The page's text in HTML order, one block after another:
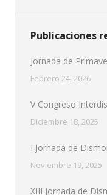
Publicaciones
Jornada de
Febrero 24, 2026
V Congreso
Diciembre 18, 2025
I Jornada de
Noviembre 19, 2025
XIII Jornada de